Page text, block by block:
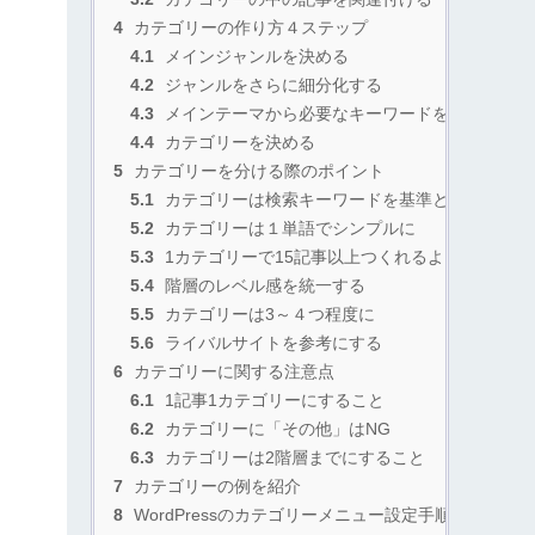
4
カテゴリーの作り方４ステップ
4.1
メインジャンルを決める
4.2
ジャンルをさらに細分化する
4.3
メインテーマから必要なキーワードを洗い出す
4.4
カテゴリーを決める
5
カテゴリーを分ける際のポイント
5.1
カテゴリーは検索キーワードを基準として考える
5.2
カテゴリーは１単語でシンプルに
5.3
1カテゴリーで15記事以上つくれるように
5.4
階層のレベル感を統一する
5.5
カテゴリーは3～４つ程度に
5.6
ライバルサイトを参考にする
6
カテゴリーに関する注意点
6.1
1記事1カテゴリーにすること
6.2
カテゴリーに「その他」はNG
6.3
カテゴリーは2階層までにすること
7
カテゴリーの例を紹介
8 WordPressのカテゴリーメニュー設定手順